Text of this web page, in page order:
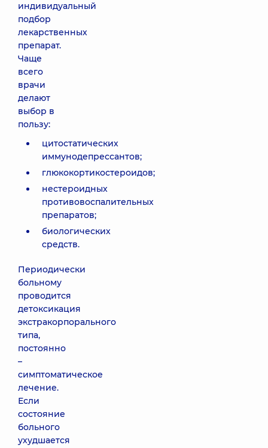
индивидуальный
подбор
лекарственных
препарат.
Чаще
всего
врачи
делают
выбор в
пользу:
цитостатических
иммунодепрессантов;
глюкокортикостероидов;
нестероидных
противовоспалительных
препаратов;
биологических
средств.
Периодически
больному
проводится
детоксикация
экстракорпорального
типа,
постоянно
–
симптоматическое
лечение.
Если
состояние
больного
ухудшается